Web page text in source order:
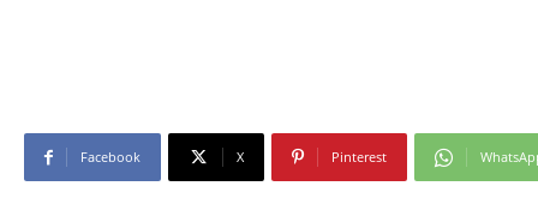
Facebook X Pinterest